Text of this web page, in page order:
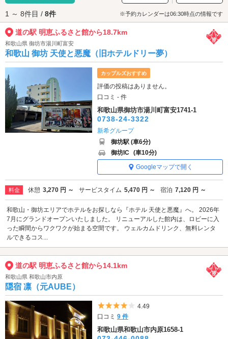
道の駅 明恵ふるさと館へは、
有田・有田川エリアのラブホテルからもアク
セスが便利です。
1 ～ 8件目 / 8件 ※予約カレンダーは06:30時点の情報です
道の駅 明恵ふるさと館から18.7km
和歌山県 御坊市湯川町富安
和歌山 御坊 天使と悪魔（旧ホテルドリー夢）
カップルズおすすめ
評価の投稿はありません。
口コミ - 件
和歌山県御坊市湯川町富安1741-1
0738-24-3322
新希グループ
御坊駅 (車6分)
御坊IC (車10分)
Googleマップで開く
料金 休憩 3,270 円 ～ サービスタイム 5,470 円 ～ 宿泊 7,120 円 ～
和歌山・御坊エリアでホテルをお探しなら『ホテル 天使と悪魔』へ。 2026年
7月にグランドオープンいたしました。 リニューアルした館内は、ロビーに入
った瞬間からワクワクが始まる空間です。 ウェルカムドリンク、無料レンタ
ルできるコス...
道の駅 明恵ふるさと館から14.1km
和歌山県 和歌山市内原
隠宿 凛（元AUBE）
5つ星のうち4
4.49
口コミ9 件
和歌山県和歌山市内原1658-1